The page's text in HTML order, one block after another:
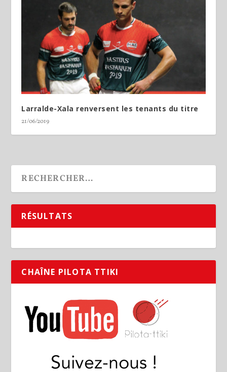
Larralde-Xala renversent les tenants du titre
21/06/2019
RÉSULTATS
CHAÎNE PILOTA TTIKI